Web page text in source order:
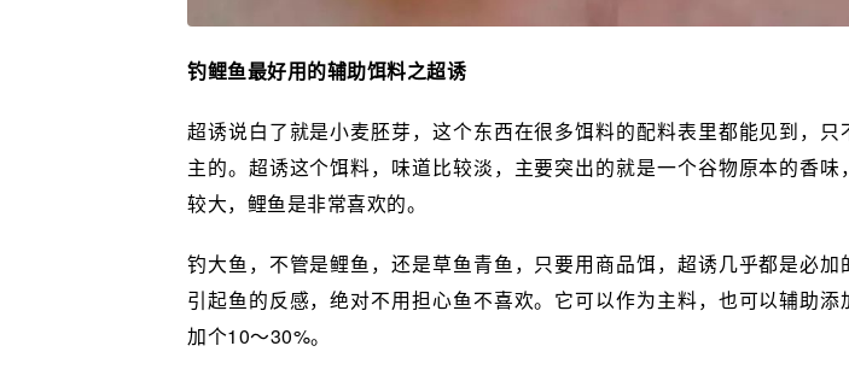
钓鲤鱼最好用的辅助饵料之超诱
超诱说白了就是小麦胚芽，这个东西在很多饵料的配料表里都能见到，只
主的。超诱这个饵料，味道比较淡，主要突出的就是一个谷物原本的香味
较大，鲤鱼是非常喜欢的。
钓大鱼，不管是鲤鱼，还是草鱼青鱼，只要用商品饵，超诱几乎都是必加
引起鱼的反感，绝对不用担心鱼不喜欢。它可以作为主料，也可以辅助添
加个10～30%。